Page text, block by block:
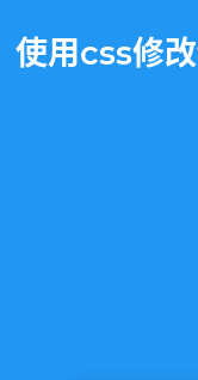
使用css修